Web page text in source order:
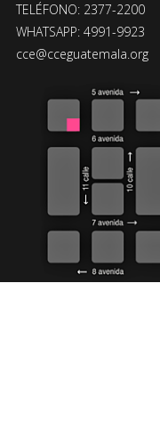
TELÉFONO: 2377-2200
WHATSAPP: 4991-9923
cce@cceguatemala.org